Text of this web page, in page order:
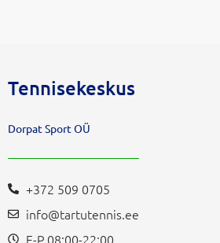
Tennisekeskus
Dorpat Sport OÜ
+372 509 0705
info@tartutennis.ee
E-P 08:00-22:00